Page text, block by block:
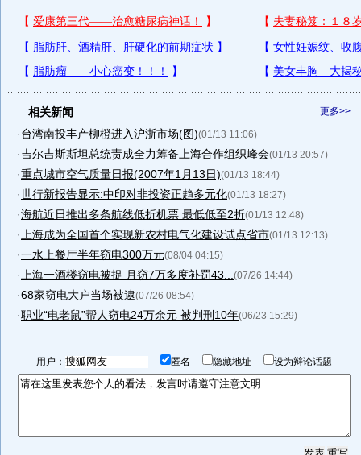
更多>>
相关新闻
·台湾南投丰产柳橙进入沪浙市场(图)(01/13 11:06)
·吉尔吉斯斯坦总统责成全力筹备上海合作组织峰会(01/13 20:57)
·重点城市空气质量日报(2007年1月13日)(01/13 18:44)
·世行新报告显示:中印对非投资正趋多元化(01/13 18:27)
·海航近日推出多条航线低折机票 最低低至2折(01/13 12:48)
· 上海成为全国首个实现新农村电气化建设试点省市(01/13 12:13)
·一水上餐厅半年窃电300万元(08/04 04:15)
· 上海一酒楼窃电被捉 月窃7万多度补罚43... (07/26 14:44)
·68家窃电大户当场被逮(07/26 08:54)
·职业“电老鼠”帮人窃电24万余元 被判刑10年(06/23 15:29)
用户： 匿名 隐藏地址 设为辩论话题